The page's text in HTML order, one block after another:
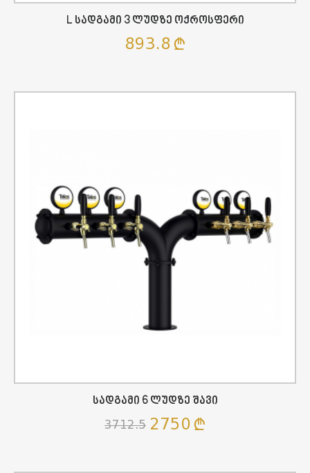
L Სადგამი 3 Ლუდზე Ოქროსფერი
893.8
Სადგამი 6 Ლუდზე Შავი
3712.5 2750